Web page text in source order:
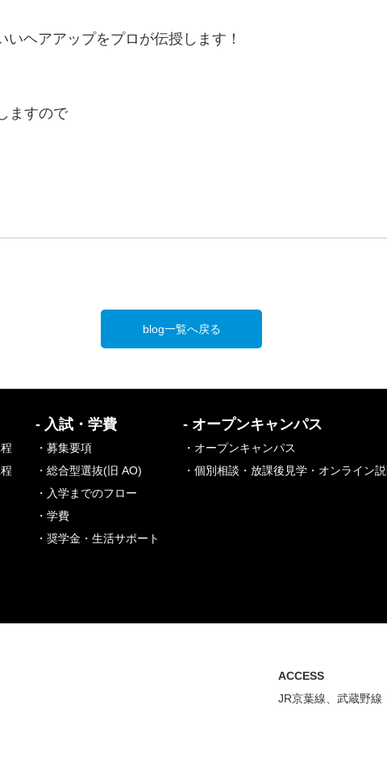
ヘアアップをプロが伝授します！
ますので
blog一覧へ戻る
- 入試・学費
・募集要項
・総合型選抜(旧 AO)
・入学までのフロー
・学費
・奨学金・生活サポート
- オープンキャンパス
・オープンキャンパス
・個別相談・放課後見学・オンライン
ACCESS
JR京葉線、武蔵野線